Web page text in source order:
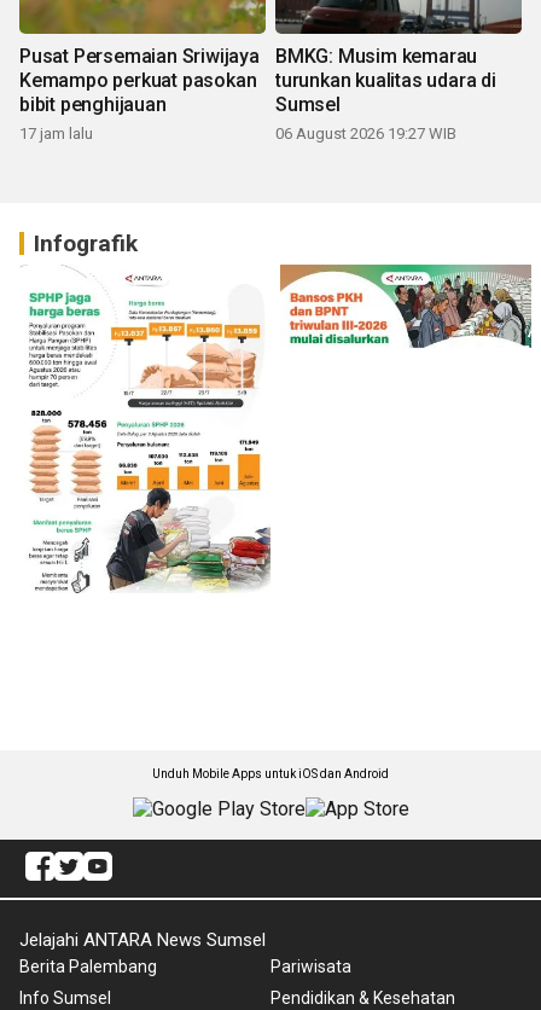
Pusat Persemaian Sriwijaya
Kemampo perkuat pasokan
bibit penghijauan
17 jam lalu
BMKG: Musim kemarau
turunkan kualitas udara di
Sumsel
06 August 2026 19:27 WIB
Infografik
Unduh Mobile Apps untuk iOS dan Android
Jelajahi ANTARA News Sumsel
Berita Palembang
Info Sumsel
Pariwisata
Pendidikan & Kesehatan